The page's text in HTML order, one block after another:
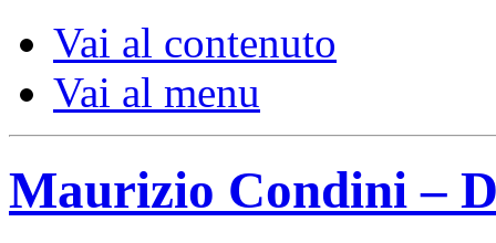
Vai al contenuto
Vai al menu
Maurizio Condini –